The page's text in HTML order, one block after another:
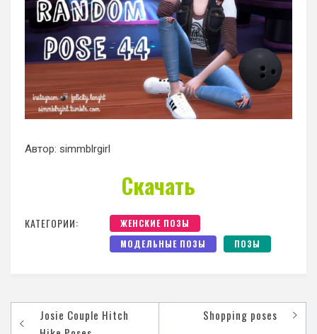
Автор: simmblrgirl
Скачать
КАТЕГОРИИ:
ЖЕНСКИЕ ПОЗЫ
МОДЕЛЬНЫЕ ПОЗЫ
ПОЗЫ
Josie Couple Hitch
Shopping poses